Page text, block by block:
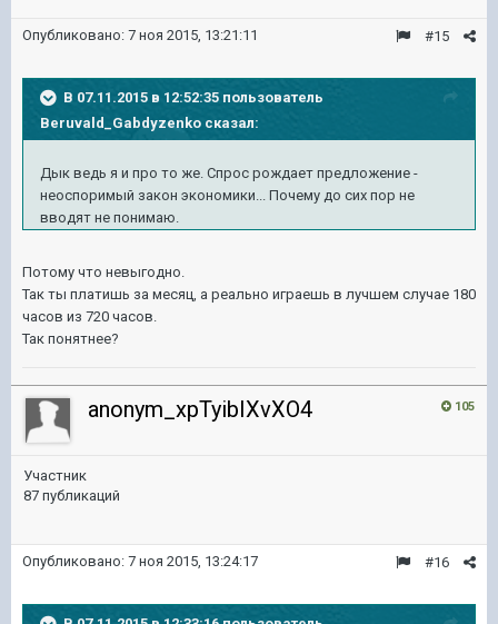
#15
Опубликовано: 7 ноя 2015, 13:21:11
В 07.11.2015 в 12:52:35 пользователь
Beruvald_Gabdyzenko сказал:
Дык ведь я и про то же. Спрос рождает предложение -
неоспоримый закон экономики... Почему до сих пор не
вводят не понимаю.
Потому что невыгодно.
Так ты платишь за месяц, а реально играешь в лучшем случае 180
часов из 720 часов.
Так понятнее?
105
anonym_xpTyibIXvXO4
Участник
87 публикаций
#16
Опубликовано: 7 ноя 2015, 13:24:17